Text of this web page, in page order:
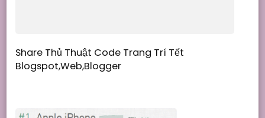
Share Thủ Thuật Code Trang Trí Tết
Blogspot,Web,Blogger